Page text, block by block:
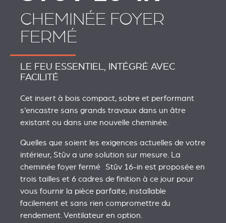
CHEMINÉE FOYER
FERMÉ
LE FEU ESSENTIEL, INTÉGRÉ AVEC
FACILITÉ
Cet insert à bois compact, sobre et performant
s'encastre sans grands travaux dans un âtre
existant ou dans une nouvelle cheminée.
Quelles que soient les exigences actuelles de votre
intérieur, Stûv a une solution sur mesure. La
cheminée foyer fermé Stûv 16-in est proposée en
trois tailles et 6 cadres de finition à ce jour pour
vous fournir la pièce parfaite, installable
facilement et sans rien compromettre du
rendement. Ventilateur en option.